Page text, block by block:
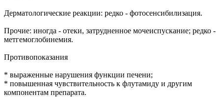
Дерматологические реакции: редко - фотосенсибилизация.
Прочие: иногда - отеки, затрудненное мочеиспускание; редко -
метгемоглобинемия.
Противопоказания
* выраженные нарушения функции печени;
* повышенная чувствительность к флутамиду и другим
компонентам препарата.